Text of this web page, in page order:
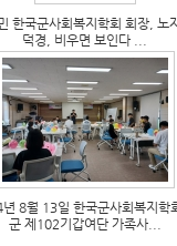
한국군사회복지학회 회장, 노
덕경, 비우면 보인다 ...
8월 13일 한국군사회복지학
군 제102기갑여단 가족사...